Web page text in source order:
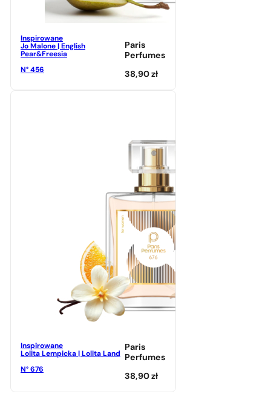
Inspirowane
Jo Malone | English
Pear&Freesia
N° 456
Paris
Perfumes
38,90zł
Inspirowane
Lolita Lempicka | Lolita Land
N° 676
Paris
Perfumes
38,90zł